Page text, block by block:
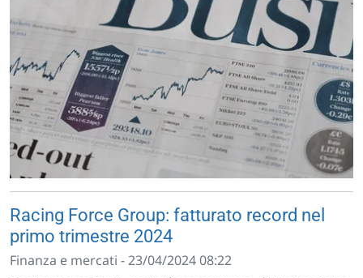
Racing Force Group: fatturato record nel
primo trimestre 2024
Finanza e mercati - 23/04/2024 08:22